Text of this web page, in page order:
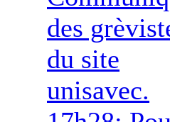
des
du site
unisavec.